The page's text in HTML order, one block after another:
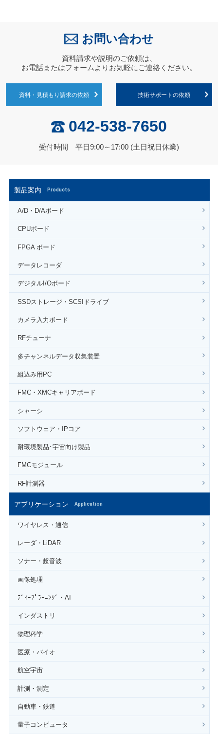
製品案内 Products
A/D・D/Aボード
CPUボード
FPGA ボード
データレコーダ
デジタルI/Oボード
SSDストレージ・SCSIドライブ
カメラ入力ボード
RFチューナ
多チャンネルデータ収集装置
組込み用PC
FMC・XMCキャリアボード
シャーシ
ソフトウェア・IPコア
耐環境製品･宇宙向け製品
FMCモジュール
RF計測器
アプリケーション Application
ワイヤレス・通信
レーダ・LiDAR
ソナー・超音波
画像処理
ﾃﾞｨｰﾌﾟﾗｰﾆﾝｸﾞ・AI
インダストリ
物理科学
医療・バイオ
航空宇宙
計測・測定
自動車・鉄道
量子コンピュータ
お問い合わせ
資料請求や説明のご依頼は、
お電話またはフォームよりお気軽にご連絡ください。
資料・見積もり請求の依頼 技術サポートの依頼
042-538-7650
受付時間 平日9:00～17:00 (土日祝日休業)